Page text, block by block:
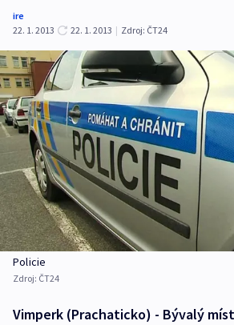
ire
22. 1. 2013
22. 1. 2013 | Zdroj: ČT24
Policie
Zdroj: ČT24
Vimperk (Prachaticko) - Bývalý